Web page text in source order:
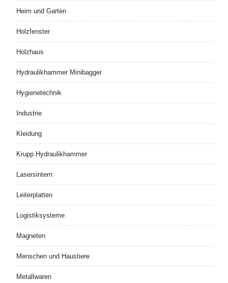
Heim und Garten
Holzfenster
Holzhaus
Hydraulikhammer Minibagger
Hygienetechnik
Industrie
Kleidung
Krupp Hydraulikhammer
Lasersintern
Leiterplatten
Logistiksysteme
Magneten
Menschen und Haustiere
Metallwaren